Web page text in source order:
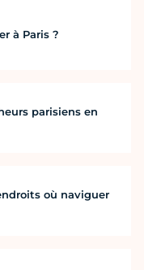
à Paris ?
parisiens en
où naviguer